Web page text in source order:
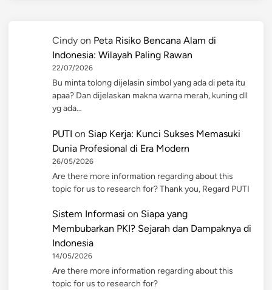
Cindy on Peta Risiko Bencana Alam di
Indonesia: Wilayah Paling Rawan
22/07/2026
Bu minta tolong dijelasin simbol yang ada di peta itu
apaa? Dan dijelaskan makna warna merah, kuning dll
yg ada…
PUTI on Siap Kerja: Kunci Sukses Memasuki
Dunia Profesional di Era Modern
26/05/2026
Are there more information regarding about this
topic for us to research for? Thank you, Regard PUTI
Sistem Informasi on Siapa yang
Membubarkan PKI? Sejarah dan Dampaknya di
Indonesia
14/05/2026
Are there more information regarding about this
topic for us to research for?